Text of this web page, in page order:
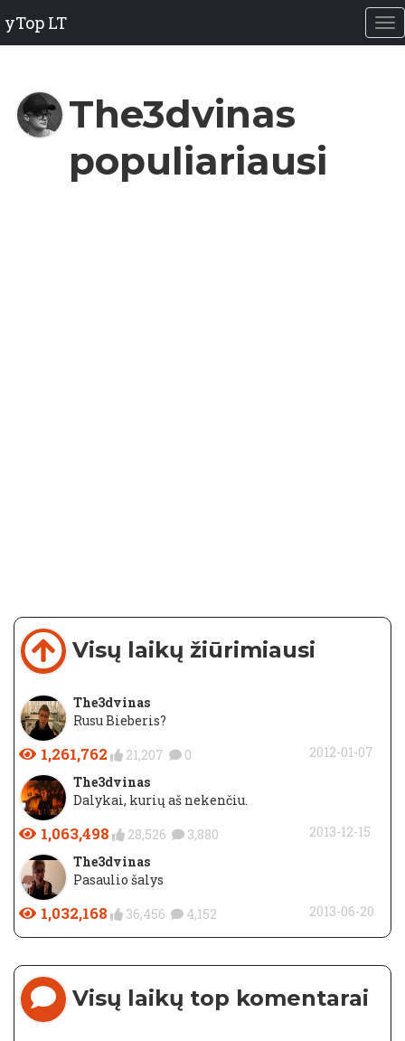
yTop LT
The3dvinas
populiariausi
Visų laikų žiūrimiausi
The3dvinas
Rusu Bieberis?
1,261,762 21,207 0
2012-01-07
The3dvinas
Dalykai, kurių aš nekenčiu.
1,063,498 28,526 3,880
2013-12-15
The3dvinas
Pasaulio šalys
1,032,168 36,456 4,152 2013-06-20
Visų laikų top komentarai